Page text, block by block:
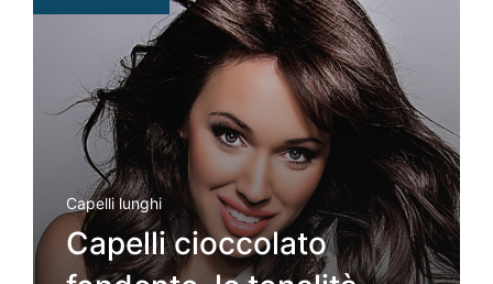
Capelli lunghi
Capelli cioccolato